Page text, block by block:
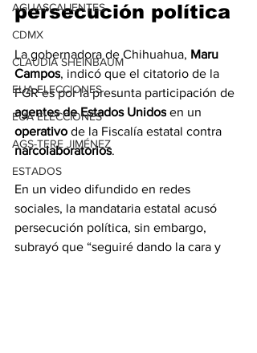
AGUASCALIENTES
CDMX
CLAUDIA SHEINBAUM
EUA ELECCIONES
EUA ELECCIONES
AGS-TERE JIMÉNEZ
ESTADOS
persecución política
La gobernadora de Chihuahua, Maru
Campos, indicó que el citatorio de la
FGR es por la presunta participación de
agentes de Estados Unidos en un
operativo de la Fiscalía estatal contra
narcolaboratorios.
En un video difundido en redes
sociales, la mandataria estatal acusó
persecución política, sin embargo,
subrayó que “seguiré dando la cara y